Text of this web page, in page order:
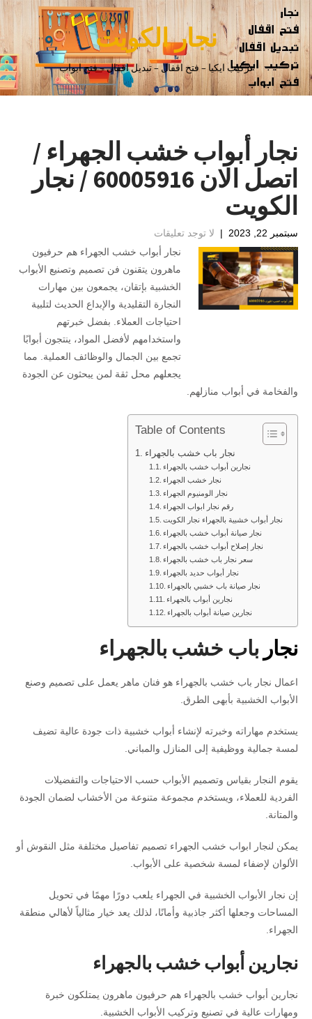
نجار الكويت
تركيب ايكيا – فتح اقفال – تبديل اقفال – فتح ابواب
نجار أبواب خشب الجهراء /
اتصل الان 60005916 / نجار
الكويت
سبتمبر 22, 2023 | لا توجد تعليقات
نجار أبواب خشب الجهراء هم حرفيون
ماهرون يتقنون فن تصميم وتصنيع الأبواب
الخشبية بإتقان، يجمعون بين مهارات
النجارة التقليدية والإبداع الحديث لتلبية
احتياجات العملاء. بفضل خبرتهم
واستخدامهم لأفضل المواد، ينتجون أبوابًا
تجمع بين الجمال والوظائف العملية. مما
يجعلهم محل ثقة لمن يبحثون عن الجودة
والفخامة في أبواب منازلهم.
Table of Contents
نجار باب خشب بالجهراء
نجارين أبواب خشب بالجهراء
نجار خشب الجهراء
نجار الومنيوم الجهراء
رقم نجار ابواب الجهراء
نجار أبواب خشبية بالجهراء نجار الكويت
نجار صيانة أبواب خشب بالجهراء
نجار إصلاح أبواب خشب بالجهراء
سعر نجار باب خشب بالجهراء
نجار أبواب حديد بالجهراء
نجار صيانة باب خشبي بالجهراء
نجارين أبواب بالجهراء
نجارين صيانة أبواب بالجهراء
نجار باب خشب بالجهراء
اعمال نجار باب خشب بالجهراء هو فنان ماهر يعمل على تصميم وصنع
الأبواب الخشبية بأبهى الطرق.
يستخدم مهاراته وخبرته لإنشاء أبواب خشبية ذات جودة عالية تضيف
لمسة جمالية ووظيفية إلى المنازل والمباني.
يقوم النجار بقياس وتصميم الأبواب حسب الاحتياجات والتفضيلات
الفردية للعملاء، ويستخدم مجموعة متنوعة من الأخشاب لضمان الجودة
والمتانة.
يمكن لنجار ابواب خشب الجهراء تصميم تفاصيل مختلفة مثل النقوش أو
الألوان لإضفاء لمسة شخصية على الأبواب.
إن نجار الأبواب الخشبية في الجهراء يلعب دورًا مهمًا في تحويل
المساحات وجعلها أكثر جاذبية وأمانًا، لذلك يعد خيار مثالياً لأهالي منطقة
الجهراء.
نجارين أبواب خشب بالجهراء
نجارين أبواب خشب بالجهراء هم حرفيون ماهرون يمتلكون خبرة
ومهارات عالية في تصنيع وتركيب الأبواب الخشبية.